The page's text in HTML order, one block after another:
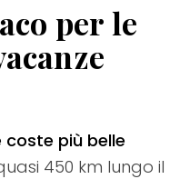
per le
coste più belle
450 km lungo il